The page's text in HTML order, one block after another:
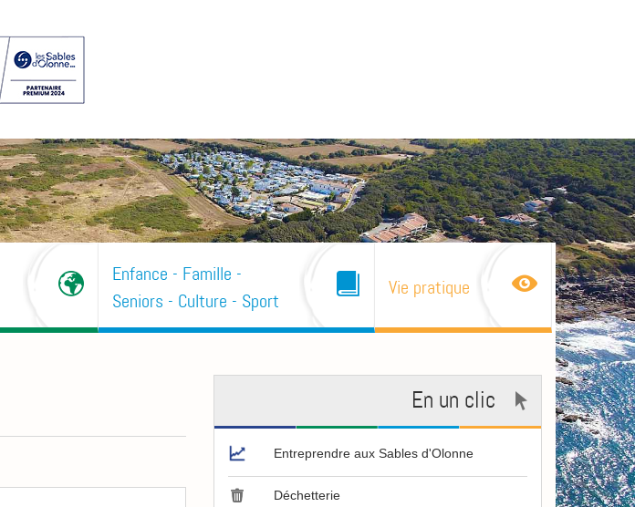
Enfance - Famille -
Seniors - Culture - Sport
Vie pratique
En un clic
Entreprendre aux Sables d'Olonne
Déchetterie